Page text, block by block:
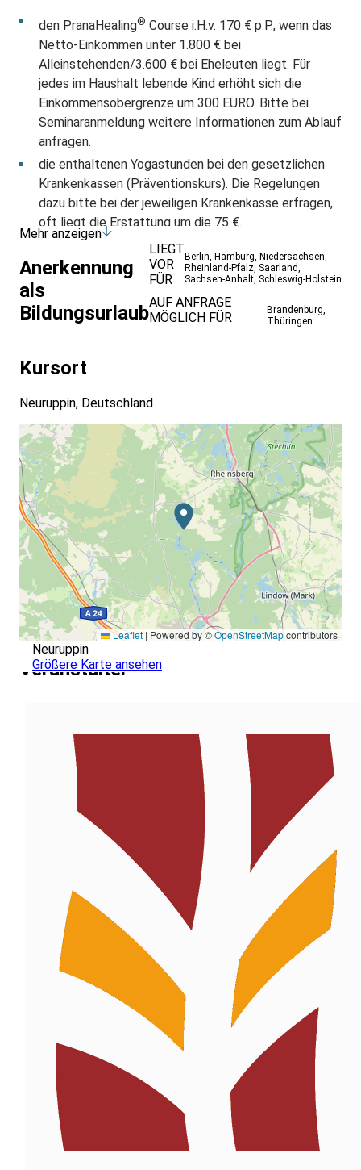
den PranaHealing® Course i.H.v. 170 € p.P., wenn das
Netto-Einkommen unter 1.800 € bei
Alleinstehenden/3.600 € bei Eheleuten liegt. Für
jedes im Haushalt lebende Kind erhöht sich die
Einkommensobergrenze um 300 EURO. Bitte bei
Seminaranmeldung weitere Informationen zum Ablauf
anfragen.
die enthaltenen Yogastunden bei den gesetzlichen
Krankenkassen (Präventionskurs). Die Regelungen
dazu bitte bei der jeweiligen Krankenkasse erfragen,
oft liegt die Erstattung um die 75 €.
Mehr anzeigen
Anerkennung
als
Bildungsurlaub
LIEGT
VOR
FÜR
Berlin Hamburg Niedersachsen
Rheinland-Pfalz Saarland
Sachsen-Anhalt Schleswig-Holstein
AUF ANFRAGE
MÖGLICH FÜR
Brandenburg
Thüringen
Kursort
Neuruppin, Deutschland
Leaflet | Powered by ©OpenStreetMapcontributors
Neuruppin
Größere Karte ansehen
Veranstalter